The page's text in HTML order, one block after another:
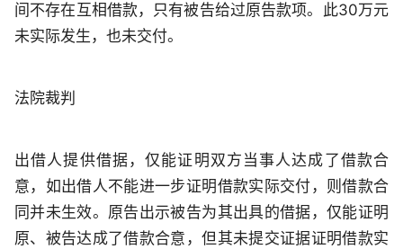
间不存在互相借款，只有被告给过原告款项。此30万元
未实际发生，也未交付。
法院裁判
出借人提供借据，仅能证明双方当事人达成了借款合
意，如出借人不能进一步证明借款实际交付，则借款合
同并未生效。原告出示被告为其出具的借据，仅能证明
原、被告达成了借款合意，但其未提交证据证明借款实